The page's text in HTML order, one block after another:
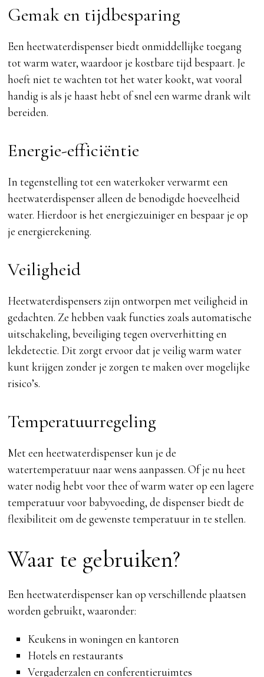
Gemak en tijdbesparing
Een heetwaterdispenser biedt onmiddellijke toegang
tot warm water, waardoor je kostbare tijd bespaart. Je
hoeft niet te wachten tot het water kookt, wat vooral
handig is als je haast hebt of snel een warme drank wilt
bereiden.
Energie-efficiëntie
In tegenstelling tot een waterkoker verwarmt een
heetwaterdispenser alleen de benodigde hoeveelheid
water. Hierdoor is het energiezuiniger en bespaar je op
je energierekening.
Veiligheid
Heetwaterdispensers zijn ontworpen met veiligheid in
gedachten. Ze hebben vaak functies zoals automatische
uitschakeling, beveiliging tegen oververhitting en
lekdetectie. Dit zorgt ervoor dat je veilig warm water
kunt krijgen zonder je zorgen te maken over mogelijke
risico’s.
Temperatuurregeling
Met een heetwaterdispenser kun je de
watertemperatuur naar wens aanpassen. Of je nu heet
water nodig hebt voor thee of warm water op een lagere
temperatuur voor babyvoeding, de dispenser biedt de
flexibiliteit om de gewenste temperatuur in te stellen.
Waar te gebruiken?
Een heetwaterdispenser kan op verschillende plaatsen
worden gebruikt, waaronder:
Keukens in woningen en kantoren
Hotels en restaurants
Vergaderzalen en conferentieruimtes